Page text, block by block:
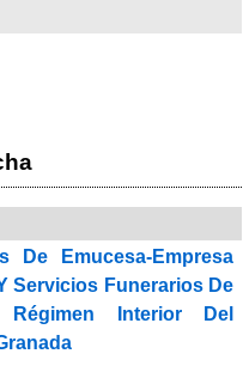
De Emucesa-Empresa
Servicios Funerarios De
Interior Del